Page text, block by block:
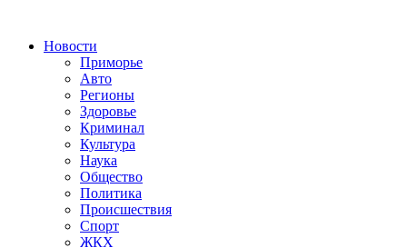
Новости
Приморье
Авто
Регионы
Здоровье
Криминал
Культура
Наука
Общество
Политика
Происшествия
Спорт
ЖКХ